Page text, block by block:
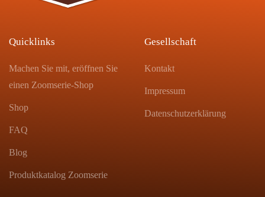
Quicklinks
Machen Sie mit, eröffnen Sie
einen Zoomserie-Shop
Shop
FAQ
Blog
Produktkatalog Zoomserie
Gesellschaft
Kontakt
Impressum
Datenschutzerklärung